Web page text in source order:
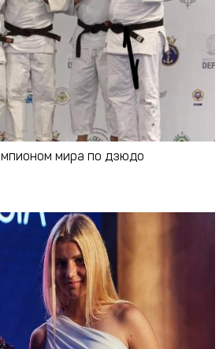
мира по дзюдо